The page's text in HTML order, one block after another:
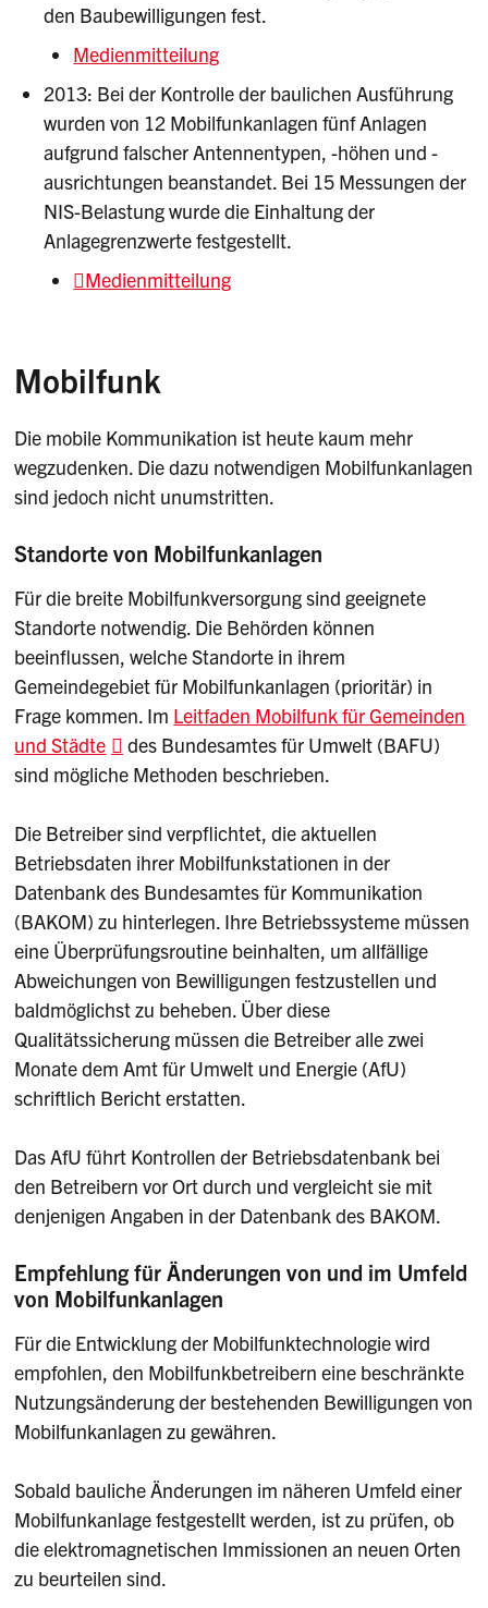
den Baubewilligungen fest.
Medienmitteilung
2013: Bei der Kontrolle der baulichen Ausführung
wurden von 12 Mobilfunkanlagen fünf Anlagen
aufgrund falscher Antennentypen, -höhen und -
ausrichtungen beanstandet. Bei 15 Messungen der
NIS-Belastung wurde die Einhaltung der
Anlagegrenzwerte festgestellt.
Medienmitteilung
Mobilfunk
Die mobile Kommunikation ist heute kaum mehr
wegzudenken. Die dazu notwendigen Mobilfunkanlagen
sind jedoch nicht unumstritten.
Standorte von Mobilfunkanlagen
Für die breite Mobilfunkversorgung sind geeignete
Standorte notwendig. Die Behörden können
beeinflussen, welche Standorte in ihrem
Gemeindegebiet für Mobilfunkanlagen (prioritär) in
Frage kommen. Im Leitfaden Mobilfunk für Gemeinden
und Städte
des Bundesamtes für Umwelt (BAFU)
sind mögliche Methoden beschrieben.
Die Betreiber sind verpflichtet, die aktuellen
Betriebsdaten ihrer Mobilfunkstationen in der
Datenbank des Bundesamtes für Kommunikation
(BAKOM) zu hinterlegen. Ihre Betriebssysteme müssen
eine Überprüfungsroutine beinhalten, um allfällige
Abweichungen von Bewilligungen festzustellen und
baldmöglichst zu beheben. Über diese
Qualitätssicherung müssen die Betreiber alle zwei
Monate dem Amt für Umwelt und Energie (AfU)
schriftlich Bericht erstatten.
Das AfU führt Kontrollen der Betriebsdatenbank bei
den Betreibern vor Ort durch und vergleicht sie mit
denjenigen Angaben in der Datenbank des BAKOM.
Empfehlung für Änderungen von und im Umfeld
von Mobilfunkanlagen
Für die Entwicklung der Mobilfunktechnologie wird
empfohlen, den Mobilfunkbetreibern eine beschränkte
Nutzungsänderung der bestehenden Bewilligungen von
Mobilfunkanlagen zu gewähren.
Sobald bauliche Änderungen im näheren Umfeld einer
Mobilfunkanlage festgestellt werden, ist zu prüfen, ob
die elektromagnetischen Immissionen an neuen Orten
zu beurteilen sind.